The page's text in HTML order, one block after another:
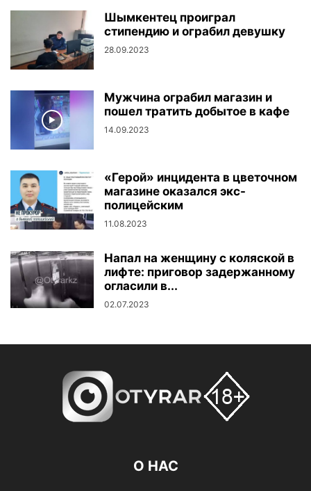
Шымкентец проиграл
стипендию и ограбил девушку
28.09.2023
Мужчина ограбил магазин и
пошел тратить добытое в кафе
14.09.2023
«Герой» инцидента в цветочном
магазине оказался экс-
полицейским
11.08.2023
Напал на женщину с коляской в
лифте: приговор задержанному
огласили в...
02.07.2023
О НАС